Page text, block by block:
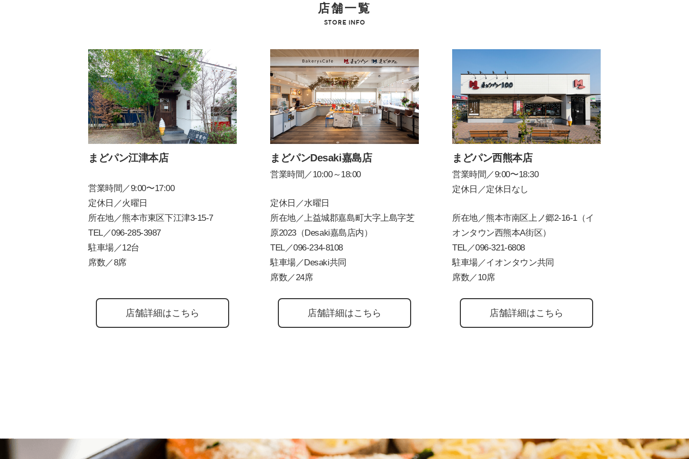
店舗一覧
STORE INFO
まどパン江津本店
営業時間／9:00〜17:00
定休日／火曜日
所在地／熊本市東区下江津3-15-7
TEL／096-285-3987
駐車場／12台
席数／8席
店舗詳細はこちら
まどパンDesaki嘉島店
営業時間／10:00～18:00
定休日／水曜日
所在地／上益城郡嘉島町大字上島字芝
原2023（Desaki嘉島店内）
TEL／096-234-8108
駐車場／Desaki共同
席数／24席
店舗詳細はこちら
まどパン西熊本店
営業時間／9:00〜18:30
定休日／定休日なし
所在地／熊本市南区上ノ郷2-16-1（イ
オンタウン西熊本A街区）
TEL／096-321-6808
駐車場／イオンタウン共同
席数／10席
店舗詳細はこちら